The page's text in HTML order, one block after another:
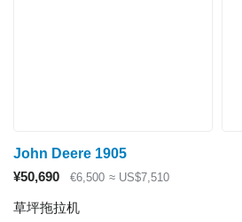
John Deere 1905
¥50,690
€6,500 ≈ US$7,510
草坪拖拉机